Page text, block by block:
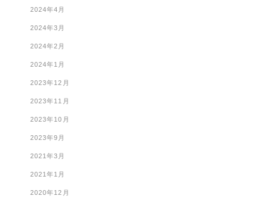
2024年4月
2024年3月
2024年2月
2024年1月
2023年12月
2023年11月
2023年10月
2023年9月
2021年3月
2021年1月
2020年12月